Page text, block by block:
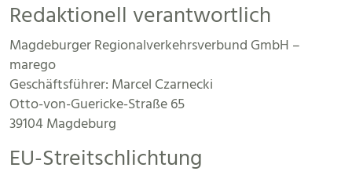
Redaktionell verantwortlich
Magdeburger Regionalverkehrsverbund GmbH –
marego
Geschäftsführer: Marcel Czarnecki
Otto-von-Guericke-Straße 65
39104 Magdeburg
EU-Streitschlichtung